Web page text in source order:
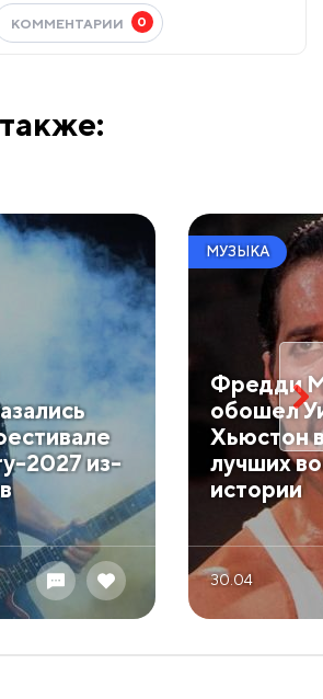
КОММЕНТАРИИ 0
2027 из-
МУЗЫКА
Фредди
обошел
Хьюстон
лучших
истории
30.04